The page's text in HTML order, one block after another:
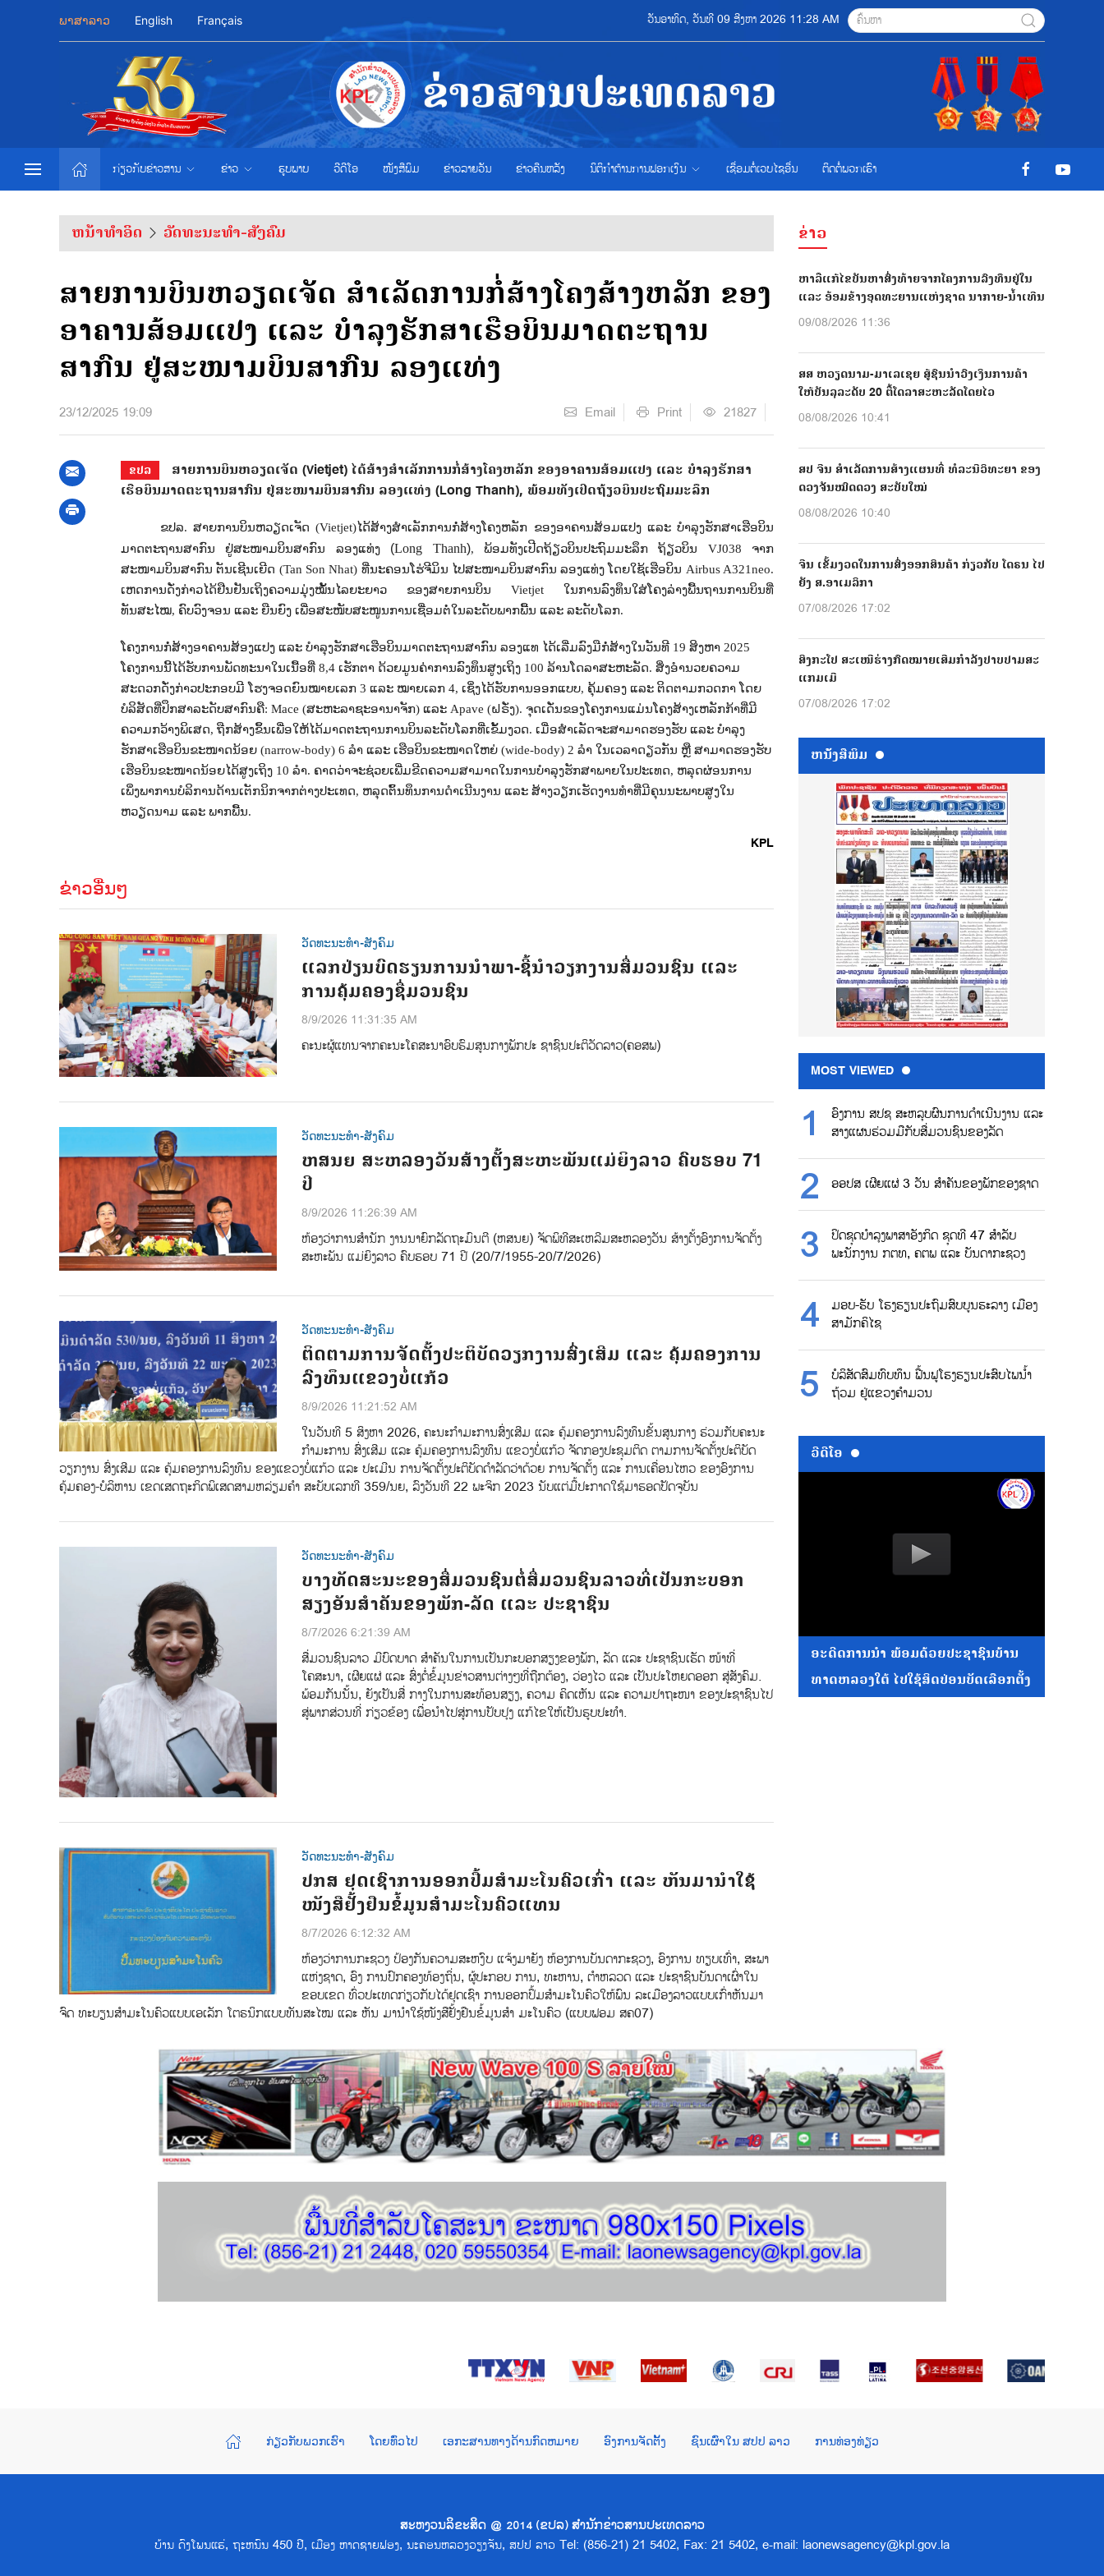
ພາສາລາວ English Français ວັນອາທິດ, ວັນທີ 09 ສີງຫາ 2026 11:28 AM
ກ່ຽວກັບຂ່າວສານ ຂ່າວ ຮູບພາບ ວີດີໂອ ໜັງສືພິມ ຂ່າວ​ລາຍ​ວັນ ຂ່າວຄືນຫລັງ ນິຕິກຳຕ້ານການຟອກເງິນ ເຊື່ອມຕໍ່ເວບໄຊອ່ືນ ຕິດຕໍ່ພວກເຮົາ
ຫນ້າທຳອິດ ວັດທະນະທຳ-ສັງຄົມ
ສາຍການບິນຫວຽດເຈັດ ສຳເລັດການກໍ່ສ້າງໂຄງສ້າງຫລັກ ຂອງ
ອາຄານສ້ອມແປງ ແລະ ບຳລຸງຮັກສາເຮືອບິນມາດຕະຖານ
ສາກົນ ຢູ່ສະໜາມບິນສາກົນ ລອງແທ່ງ
23/12/2025 19:09 Email Print 21827
ຂປລ
ສາຍການບິນຫວຽດເຈັດ (Vietjet) ໄດ້ສ້າງສຳເລັກການກໍ່ສ້າງໂຄງຫລັກ ຂອງອາຄານສ້ອມແປງ ແລະ ບຳລຸງຮັກສາ
ເຮືອບິນມາດຕະຖານສາກົນ ຢູ່ສະໜາມບິນສາກົນ ລອງແທ່ງ (Long Thanh), ພ້ອມທັງເປີດຖ້ຽວບິນປະຖົມມະລຶກ
ຂປລ. ສາຍການບິນຫວຽດເຈັດ (Vietjet)ໄດ້ສ້າງສຳເລັກການກໍ່ສ້າງໂຄງຫລັກ ຂອງອາຄານສ້ອມແປງ ແລະ ບຳລຸງຮັກສາເຮືອບິນ
ມາດຕະຖານສາກົນ ຢູ່ສະໜາມບິນສາກົນ ລອງແທ່ງ (Long Thanh), ພ້ອມທັງເປີດຖ້ຽວບິນປະຖົມມະລຶກ ຖ້ຽວບິນ VJ038 ຈາກ
ສະໜາມບິນສາກົນ ຕັນເຊີນເຍີດ (Tan Son Nhat) ທີ່ນະຄອນໂຮ່ຈີມິນ ໄປສະໜາມບິນສາກົນ ລອງແທ່ງ ໂດຍໃຊ້ເຮືອບິນ Airbus A321neo.
ເຫດການດັ່ງກ່າວໄດ້ຢືນຢັນເຖິງຄວາມມຸ່ງໝັ້ນໄລຍະຍາວ ຂອງສາຍການບິນ Vietjet ໃນການລົງທຶນໃສ່ໂຄງລ່າງພື້ນຖານການບິນທີ່
ທັນສະໄໝ, ຄົບວົງຈອນ ແລະ ຍືນຍົງ ເພື່ອສະໜັບສະໜູນການເຊື່ອມຕໍ່ໃນລະດັບພາກພື້ນ ແລະ ລະດັບໂລກ.
ໂຄງການກໍ່ສ້າງອາຄານສ້ອງແປງ ແລະ ບໍາລຸງຮັກສາເຮືອບິນມາດຕະຖານສາກົນ ລອງແທ ໄດ້ເລີ່ມລົງມືກໍ່ສ້າງໃນວັນທີ 19 ສິງຫາ 2025
ໂຄງການນີ້ໄດ້ຮັບການພັດທະນາໃນເນື້ອທີ່ 8,4 ເຮັກຕາ ດ້ວຍມູນຄ່າການລົງທຶນສູງເຖິງ 100 ລ້ານໂດລາສະຫະລັດ. ສິ່ງອໍານວຍຄວາມ
ສະດວກດັ່ງກ່າວປະກອບມີ ໂຮງຈອດຍົນໝາຍເລກ 3 ແລະ ໝາຍເລກ 4, ເຊິ່ງໄດ້ຮັບການອອກແບບ, ຄຸ້ມຄອງ ແລະ ຕິດຕາມກວດກາ ໂດຍ
ບໍລິສັດທີ່ປຶກສາລະດັບສາກົນຄື: Mace (ສະຫະລາຊະອານາຈັກ) ແລະ Apave (ຝຣັ່ງ). ຈຸດເດັ່ນຂອງໂຄງການແມ່ນໂຄງສ້າງເຫລັກກ້າທີ່ມີ
ຄວາມກວ້າງພິເສດ, ຖືກສ້າງຂຶ້ນເພື່ອໃຫ້ໄດ້ມາດຕະຖານການບິນລະດັບໂລກທີ່ເຂັ້ມງວດ. ເມື່ອສຳເລັດຈະສາມາດຮອງຮັບ ແລະ ບຳລຸງ
ຮັກສາເຮືອບິນຂະໜາດນ້ອຍ (narrow-body) 6 ລໍາ ແລະ ເຮືອບິນຂະໜາດໃຫຍ່ (wide-body) 2 ລໍາ ໃນເວລາດຽວກັນ ຫຼື ສາມາດຮອງຮັບ
ເຮືອບິນຂະໜາດນ້ອຍໄດ້ສູງເຖິງ 10 ລໍາ. ຄາດວ່າຈະຊ່ວຍເພີ່ມຂີດຄວາມສາມາດໃນການບຳລຸງຮັກສາພາຍໃນປະເທດ, ຫລຸດຜ່ອນການ
ເພິ່ງພາການບໍລິການດ້ານເຕັກນິກຈາກຕ່າງປະເທດ, ຫລຸດຕົ້ນທຶນການດຳເນີນງານ ແລະ ສ້າງວຽກເຮັດງານທຳທີ່ມີຄຸນນະພາບສູງໃນ
ຫວຽດນາມ ແລະ ພາກພື້ນ.
KPL
ຂ່າວອື່ນໆ
ວັດທະນະທຳ-ສັງຄົມ
ແລກປ່ຽນບົດຮຽນການນຳພາ-ຊີ້ນຳວຽກງານສື່ມວນຊົນ ແລະ
ການຄຸ້ມຄອງຊື່ມວນຊົນ
8/9/2026 11:31:35 AM
ຄະນະຜູ້ແທນຈາກຄະນະໂຄສະນາອົບຮົມສູນກາງພັກປະ ຊາຊົນປະຕິວັດລາວ(ຄອສພ)
ວັດທະນະທຳ-ສັງຄົມ
ຫສນຍ ສະຫລອງວັນສ້າງຕັ້ງສະຫະພັນແມ່ຍິງລາວ ຄົບຮອບ 71
ປີ
8/9/2026 11:26:39 AM
ຫ້ອງວ່າການສໍານັກ ງານນາຍົກລັດຖະມົນຕີ (ຫສນຍ) ຈັດພິທີສະເຫລີມສະຫລອງວັນ ສ້າງຕັ້ງອົງການຈັດຕັ້ງ
ສະຫະພັນ ແມ່ຍິງລາວ ຄົບຮອບ 71 ປີ (20/7/1955-20/7/2026)
ວັດທະນະທຳ-ສັງຄົມ
ຕິດຕາມການຈັດຕັ້ງປະຕິບັດວຽກງານສົ່ງເສີມ ແລະ ຄຸ້ມຄອງການ
ລົງທຶນແຂວງບໍ່ແກ້ວ
8/9/2026 11:21:52 AM
ໃນວັນທີ 5 ສິງຫາ 2026, ຄະນະກໍາມະການສົ່ງເສີມ ແລະ ຄຸ້ມຄອງການລົງທຶນຂັ້ນສູນກາງ ຮ່ວມກັບຄະນະ
ກໍາມະການ ສົ່ງເສີມ ແລະ ຄຸ້ມຄອງການລົງທຶນ ແຂວງບໍ່ແກ້ວ ຈັດກອງປະຊຸມຕິດ ຕາມການຈັດຕັ້ງປະຕິບັດ
ວຽກງານ ສົ່ງເສີມ ແລະ ຄຸ້ມຄອງການລົງທຶນ ຂອງແຂວງບໍ່ແກ້ວ ແລະ ປະເມີນ ການຈັດຕັ້ງປະຕິບັດດຳລັດວ່າດ້ວຍ ການຈັດຕັ້ງ ແລະ ການເຄື່ອນໄຫວ ຂອງອົງການ
ຄຸ້ມຄອງ-ບໍລິຫານ ເຂດເສດຖະກິດພິເສດສາມຫລ່ຽມຄຳ ສະບັບເລກທີ 359/ນຍ, ລົງວັນທີ 22 ພະຈິກ 2023 ນັບແຕ່ມື້ປະກາດໃຊ້ມາຮອດປັດຈຸບັນ
ວັດທະນະທຳ-ສັງຄົມ
ບາງທັດສະນະຂອງສື່ມວນຊົນຕໍ່ສື່ມວນຊົນລາວທີ່ເປັນກະບອກ
ສຽງອັນສຳຄັນຂອງພັກ-ລັດ ແລະ ປະຊາຊົນ
8/7/2026 6:21:39 AM
ສື່ມວນຊົນລາວ ມີບົດບາດ ສຳຄັນໃນການເປັນກະບອກສຽງຂອງພັກ, ລັດ ແລະ ປະຊາຊົນເຮັດ ໜ້າທີ່
ໂຄສະນາ, ເຜີຍແຜ່ ແລະ ສົ່ງຕໍ່ຂໍ້ມູນຂ່າວສານຕ່າງໆທີ່ຖືກຕ້ອງ, ວ່ອງໄວ ແລະ ເປັນປະໂຫຍດອອກ ສູ່ສັງຄົມ.
ພ້ອມກັນນັ້ນ, ຍັງເປັນສື່ ກາງໃນການສະທ້ອນສຽງ, ຄວາມ ຄິດເຫັນ ແລະ ຄວາມປາຖະໜາ ຂອງປະຊາຊົນໄປ
ສູ່ພາກສ່ວນທີ່ ກ່ຽວຂ້ອງ ເພື່ອນຳໄປສູ່ການປັບປຸງ ແກ້ໄຂໃຫ້ເປັນຮູບປະທຳ.
ວັດທະນະທຳ-ສັງຄົມ
ປກສ ຢຸດເຊົາການອອກປື້ມສຳມະໂນຄົວເກົ່າ ແລະ ຫັນມານຳໃຊ້
ໜັງສືຢັ້ງຢືນຂໍ້ມູນສຳມະໂນຄົວແທນ
8/7/2026 6:12:32 AM
ຫ້ອງວ່າການກະຊວງ ປ້ອງກັນຄວາມສະຫງົບ ແຈ້ງມາຍັງ ຫ້ອງການບັນດາກະຊວງ, ອົງການ ທຽບເທົ່າ, ສະພາ
ແຫ່ງຊາດ, ອົງ ການປົກຄອງທ້ອງຖິ່ນ, ຜູ້ປະກອບ ການ, ທະຫານ, ຕຳຫລວດ ແລະ ປະຊາຊົນບັນດາເຜົ່າໃນ
ຂອບເຂດ ທົ່ວປະເທດກ່ຽວກັບໄດ້ຢຸດເຊົາ ການອອກປຶ້ມສຳມະໂນຄົວໃຫ້ພົນ ລະເມືອງລາວແບບເກົ່າຫັນມາ
ຈົດ ທະບຽນສໍາມະໂນຄົວແບບເອເລັກ ໂຕຣນິກແບບທັນສະໄໝ ແລະ ຫັນ ມານຳໃຊ້ໜັງສືຢັ້ງຢືນຂໍ້ມູນສໍາ ມະໂນຄົວ (ແບບຟອມ ສຄ07)
ຂ່າວ
ຫາລືແກ້ໄຂບັນຫາສົ່ງທ້າຍຈາກໂຄງການລົງທຶນຢູ່ໃນ
ແລະ ອ້ອມຂ້າງອຸດທະຍານແຫ່ງຊາດ ນາກາຍ-ນໍ້າເທີນ
09/08/2026 11:36
ສສ ຫວຽດນາມ-ມາເລເຊຍ ສູ້ຊົນນຳວົງເງິນການຄ້າ
ໃຫ້ບັນລຸລະດັບ 20 ຕື້ໂດລາສະຫະລັດໂດຍໄວ
08/08/2026 10:41
ສປ ຈີນ ສຳເລັດການສ້າງແຜນທີ່ ທໍລະນີວິທະຍາ ຂອງ
ດວງຈັນໝົດດວງ ສະບັບໃໝ່
08/08/2026 10:40
ຈີນ ເຂັ້ມງວດໃນການສົ່ງອອກສິນຄ້າ ກ່ຽວກັບ ໂດຣນ ໄປ
ຍັງ ສ.ອາເມລິກາ
07/08/2026 17:02
ສິງກະໂປ ສະເໜີຮ່າງກົດໝາຍເສີມກຳລັງປາບປາມສະ
ແກມເມີ
07/08/2026 17:02
ຫນ້ັງສືພິມ
MOST VIEWED
ອົງການ ສປຊ ສະຫລຸບຜົນການດຳເນີນງານ ແລະ
ສາງແຜນຮ່ວມມືກັບສື່ມວນຊົນຂອງລັດ
ອອປສ ເຜີຍແຜ່ 3 ວັນ ສຳຄັນຂອງພັກຂອງຊາດ
ປິດຊຸດບຳລຸງພາສາອັງກິດ ຊຸດທີ 47 ສຳລັບ
ພະນັກງານ ກຕທ, ຄຕພ ແລະ ບັນດາກະຊວງ
ມອບ-ຮັບ ໂຮງຮຽນປະຖົມສົບບູນຮະລາງ ເມືອງ
ສາມັກຄິໄຊ
ບໍລິສັດສົມທົບທຶນ ຟື້ນຟູໂຮງຮຽນປະສົບໄພນ້ຳ
ຖ້ວມ ຢູ່ແຂວງຄຳມວນ
ວີດີໂອ
ອະດີດການນໍາ ພ້ອມດ້ວຍປະຊາຊົນບ້ານ
ທາດຫລວງໃຕ້ ໄປໃຊ້ສິດປ່ອນບັດເລືອກຕັ້ງ
ກ່ຽວກັບພວກເຮົາ ໂດຍທົ່ວໄປ ເອກະສານທາງດ້ານກົດຫມາຍ ອົງການຈັດຕັ້ງ ຊົນເຜົ່າໃນ ສປປ ລາວ ການທ່ອງທ່ຽວ
ສະຫງວນລິຂະສິດ @ 2014 (ຂປລ) ສຳນັກຂ່າວສານປະເທດລາວ
ບ້ານ ດົງໂພນແຮ່, ຖະຫນົນ 450 ປີ, ເມືອງ ຫາດຊາຍຟອງ, ນະຄອນຫລວງວຽງຈັນ, ສປປ ລາວ Tel: (856-21) 21 5402, Fax: 21 5402, e-mail: laonewsagency@kpl.gov.la